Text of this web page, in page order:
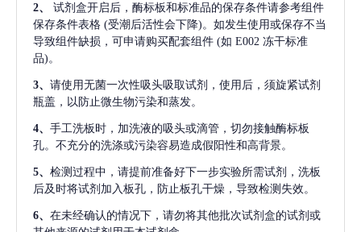
2、
试剂盒开启后，酶标板和标准品的保存条件请参考组件
保存条件表格 (受潮后活性会下降)。如发生使用或保存不当
导致组件缺损，可申请购买配套组件 (如 E002 冻干标准
品)。
3、 请使用无菌一次性吸头吸取试剂，使用后，须旋紧试剂
瓶盖，以防止微生物污染和蒸发。
4、 手工洗板时，加洗液的吸头或滴管，切勿接触酶标板
孔。不充分的洗涤或污染容易造成假阳性和高背景。
5、 检测过程中，请提前准备好下一步实验所需试剂，洗板
后及时将试剂加入板孔，防止板孔干燥，导致检测失效。
6、 在未经确认的情况下，请勿将其他批次试剂盒的试剂或